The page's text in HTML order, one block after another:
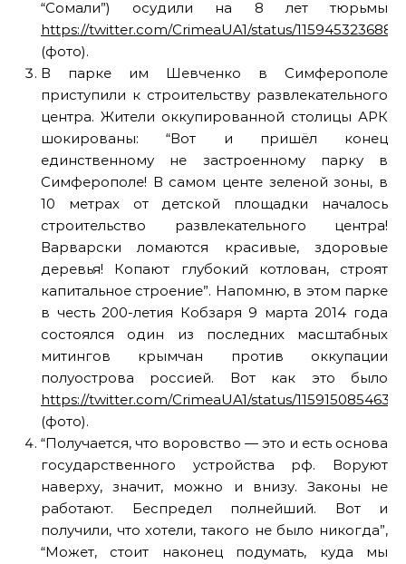
“Сомали”) осудили на 8 лет тюрьмы
https://twitter.com/CrimeaUA1/status/
(фото).
В парке им Шевченко в Симферополе
приступили к строительству развлекательного
центра. Жители оккупированной столицы АРК
шокированы: “Вот и пришёл конец
единственному не застроенному парку в
Симферополе! В самом центе зеленой зоны, в
10 метрах от детской площадки началось
строительство развлекательного центра!
Варварски ломаются красивые, здоровые
деревья! Копают глубокий котлован, строят
капитальное строение”. Напомню, в этом парке
в честь 200-летия Кобзаря 9 марта 2014 года
состоялся один из последних масштабных
митингов крымчан против оккупации
полуострова россией. Вот как это было
https://twitter.com/CrimeaUA1/status/
(фото).
“Получается, что воровство — это и есть основа
государственного устройства рф. Воруют
наверху, значит, можно и внизу. Законы не
работают. Беспредел полнейший. Вот и
получили, что хотели, такого не было никогда”,
“Может, стоит наконец подумать, куда мы